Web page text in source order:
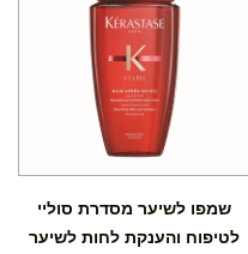
שמפו לשיער מסדרת סוליי
לטיפוח והענקת לחות לשיער